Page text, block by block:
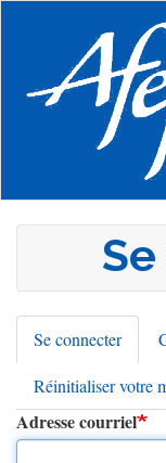
principal
Onglets
Se connecter
actif)
Réinitialiser votre
Adresse courriel